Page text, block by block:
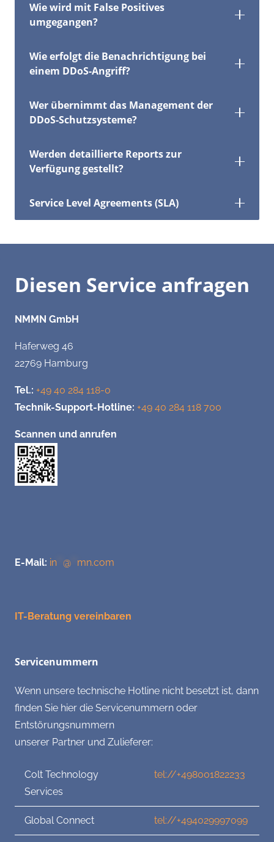
Wie wird mit False Positives
umgegangen?
Wie erfolgt die Benachrichtigung bei
einem DDoS-Angriff?
Wer übernimmt das Management der
DDoS-Schutzsysteme?
Werden detaillierte Reports zur
Verfügung gestellt?
Service Level Agreements (SLA)
Diesen Service anfragen
NMMN GmbH
Haferweg 46
22769 Hamburg
Tel.: +49 40 284 118-0
Technik-Support-Hotline: +49 40 284 118 700
Scannen und anrufen
E-Mail: in @ mn.com
IT-Beratung vereinbaren
Servicenummern
Wenn unsere technische Hotline nicht besetzt ist, dann
finden Sie hier die Servicenummern oder
Entstörungsnummern
unserer Partner und Zulieferer:
Colt Technology
Services
tel://+498001822233
Global Connect tel://+494029997099